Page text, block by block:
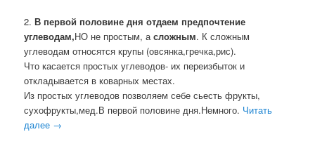
2. В первой половине дня отдаем предпочтение
углеводам,НО не простым, асложным. К сложным
углеводам относятся крупы (овсянка,гречка,рис).
Что касается простых углеводов- их переизбыток и
откладывается в коварных местах.
Из простых углеводов позволяем себе сьесть фрукты,
сухофрукты,мед.В первой половине дня.Немного. Читать
далее →